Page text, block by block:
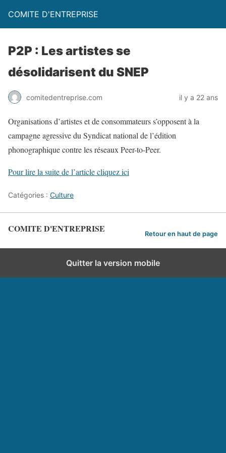
COMITE D'ENTREPRISE
P2P : Les artistes se
désolidarisent du SNEP
comitedentreprise.com il y a 22 ans
Organisations d’artistes et de consommateurs s’opposent à la
campagne agressive du Syndicat national de l’édition
phonographique contre les réseaux Peer-to-Peer.
Pour lire la suite de l’article cliquez ici
Catégories : Culture
COMITE D'ENTREPRISE Retour en haut de page
Quitter la version mobile